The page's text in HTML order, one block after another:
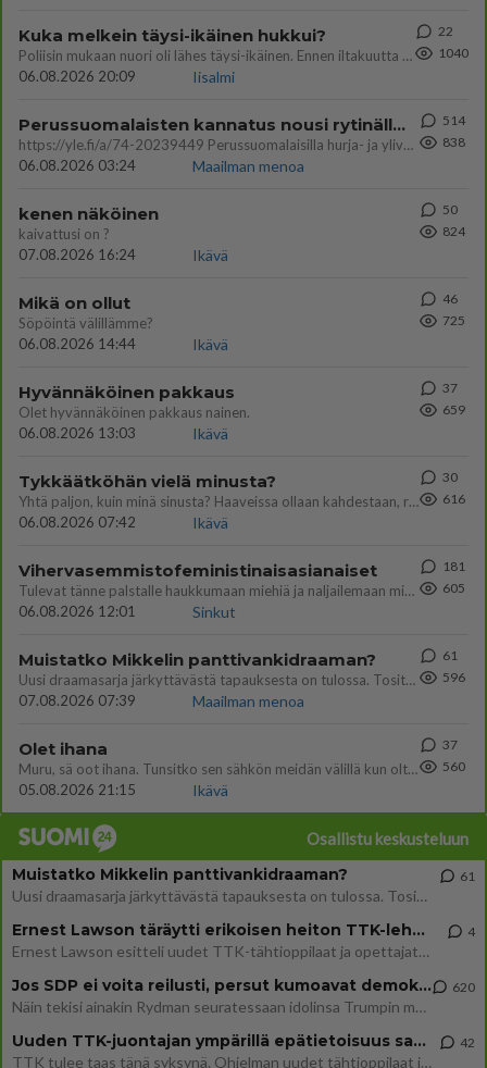
Kuka melkein täysi-ikäinen hukkui?
Poliisin mukaan nuori oli lähes täysi-ikäinen. Ennen iltakuutta tulleen ilmoituksen mukaan ihminen oli joutunut mahdoll
06.08.2026 20:09
Iisalmi
22
1040
Perussuomalaisten kannatus nousi rytinällä Ylen tänään julkaisemassa tuoreimmassa gallup-kyselyssä.
https://yle.fi/a/74-20239449 Perussuomalaisilla hurja- ja ylivoimaisesti suurin nousu tässä uudessa Ylen gallupissa. Kyl
06.08.2026 03:24
Maailman menoa
514
838
kenen näköinen
kaivattusi on ?
07.08.2026 16:24
Ikävä
50
824
Mikä on ollut
Söpöintä välillämme?
06.08.2026 14:44
Ikävä
46
725
Hyvännäköinen pakkaus
Olet hyvännäköinen pakkaus nainen.
06.08.2026 13:03
Ikävä
37
659
Tykkäätköhän vielä minusta?
Yhtä paljon, kuin minä sinusta? Haaveissa ollaan kahdestaan, rauhassa ja lähennytään fyysisesti ja tutustutaan syvemmin
06.08.2026 07:42
Ikävä
30
616
Vihervasemmistofeministinaisasianaiset
Tulevat tänne palstalle haukkumaan miehiä ja naljailemaan miehelle, kehuvat olevansa heitä parempia. Itse asuvat MIEHE
06.08.2026 12:01
Sinkut
181
605
Muistatko Mikkelin panttivankidraaman?
Uusi draamasarja järkyttävästä tapauksesta on tulossa. Tositapahtumiin perustuva sarja ammentaa vuoden 1986 Mikkelin pan
07.08.2026 07:39
Maailman menoa
61
596
Olet ihana
Muru, sä oot ihana. Tunsitko sen sähkön meidän välillä kun oltiin ihan låhekkäin? 👩‍❤️‍👩❤️😼😘
05.08.2026 21:15
Ikävä
37
560
Osallistu keskusteluun
Muistatko Mikkelin panttivankidraaman?
Uusi draamasarja järkyttävästä tapauksesta on tulossa. Tositapahtumiin perustuva sarja ammentaa vuoden 1986 Mikkelin pan
61
Ernest Lawson täräytti erikoisen heiton TTK-lehdistötilaisuudessa: " Onko tässä tarkoituksena...?"
Ernest Lawson esitteli uudet TTK-tähtioppilaat ja opettajat torstaina 6.8. lehdistölle. Tulevalla kaudella on yksi hausk
4
Jos SDP ei voita reilusti, persut kumoavat demokratian Suomesta
Näin tekisi ainakin Rydman seuratessaan idolinsa Trumpin mallia https://www.is.fi/politiikka/art-2000012187244.html
620
Uuden TTK-juontajan ympärillä epätietoisuus sakenee - Nyt MTV hämmentää soppaa
TTK tulee taas tänä syksynä. Ohjelman uudet tähtioppilaat julkistetaan torstaina 6. elokuuta klo 14 alkavassa lehdistö
42